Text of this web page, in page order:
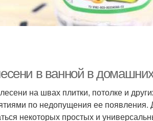
в ванной в
на швах плитки, потолке и
по недопущения ее появления.
некоторых простых и